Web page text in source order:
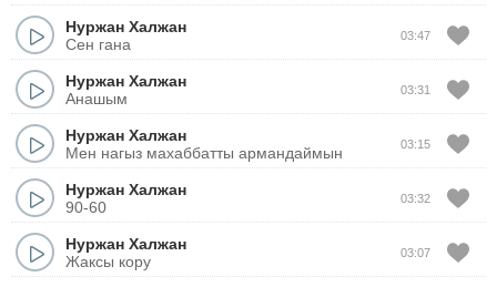
Нуржан Халжан
Сен гана
03:47
Нуржан Халжан
Анашым
03:31
Нуржан Халжан
Мен нагыз махаббатты армандаймын
03:15
Нуржан Халжан
90-60
03:32
Нуржан Халжан
Жаксы кору
03:07